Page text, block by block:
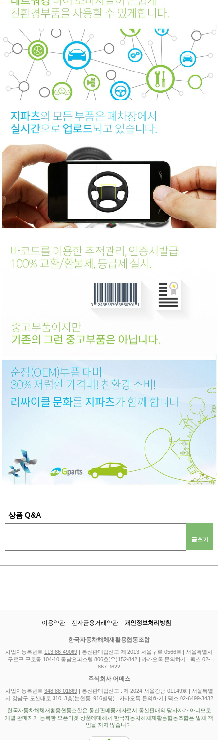
상품 Q&A
글쓰기
이용약관 전자금융거래약관 개인정보처리방침
한국자동차해체재활용협동조합
사업자등록번호 113-86-49069 | 통신판매업신고 제 2013-서울구로-0566호 | 서울특별시
구로구 구로동 104-10 동남오피스텔 806호(우)152-842 | 카카오톡 문의하기 | 팩스 02-
867-0622
주식회사 어메스
사업자등록번호 348-88-01869| 통신판매업신고 : 제 2024-서울강남-01149호 | 서울특별
시 강남구 도산대로 310, 3층(논현동, 916빌딩) | 카카오톡 문의하기 | 팩스 02-6499-3432
한국자동차해체재활용협동조합은 통신판매중개자로서 통신판매의 당사자가 아니므로
개별 판매자가 등록한 오픈마켓 상품에대해서 한국자동차해체재활용협동조합은 일체 책
임을 지지 않습니다.